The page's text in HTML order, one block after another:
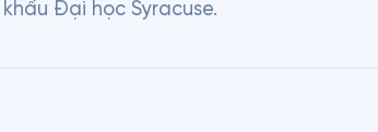
Đại học Syracuse.